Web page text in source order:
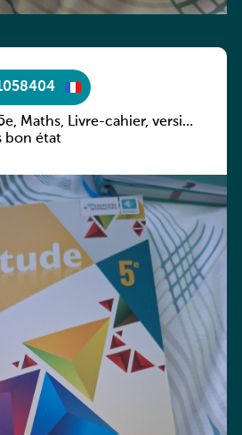
Maths, Livre-cahier, version
bon état